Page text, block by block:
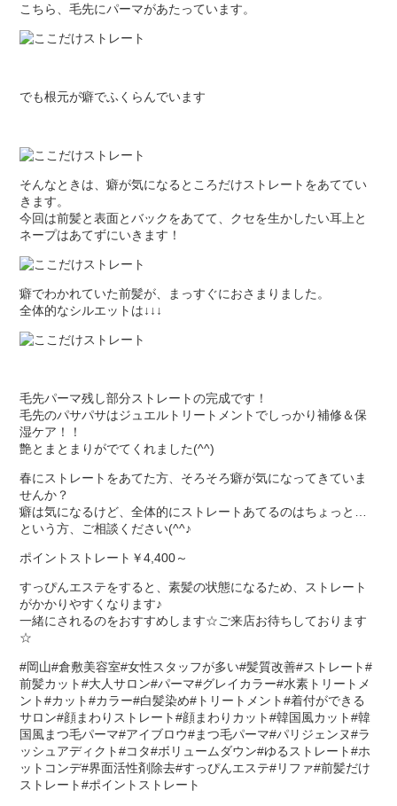
こちら、毛先にパーマがあたっています。
でも根元が癖でふくらんでいます
そんなときは、癖が気になるところだけストレートをあててい
きます。
今回は前髪と表面とバックをあてて、クセを生かしたい耳上と
ネープはあてずにいきます！
癖でわかれていた前髪が、まっすぐにおさまりました。
全体的なシルエットは↓↓↓
毛先パーマ残し部分ストレートの完成です！
毛先のパサパサはジュエルトリートメントでしっかり補修＆保
湿ケア！！
艶とまとまりがでてくれました(^^)
春にストレートをあてた方、そろそろ癖が気になってきていま
せんか？
癖は気になるけど、全体的にストレートあてるのはちょっと…
という方、ご相談ください(^^♪
ポイントストレート￥4,400～
すっぴんエステをすると、素髪の状態になるため、ストレート
がかかりやすくなります♪
一緒にされるのをおすすめします☆ご来店お待ちしております
☆
#岡山#倉敷美容室#女性スタッフが多い#髪質改善#ストレート#
前髪カット#大人サロン#パーマ#グレイカラー#水素トリートメ
ント#カット#カラー#白髪染め#トリートメント#着付ができる
サロン#顔まわりストレート#顔まわりカット#韓国風カット#韓
国風まつ毛パーマ#アイブロウ#まつ毛パーマ#パリジェンヌ#ラ
ッシュアディクト#コタ#ボリュームダウン#ゆるストレート#ホ
ットコンデ#界面活性剤除去#すっぴんエステ#リファ#前髪だけ
ストレート#ポイントストレート